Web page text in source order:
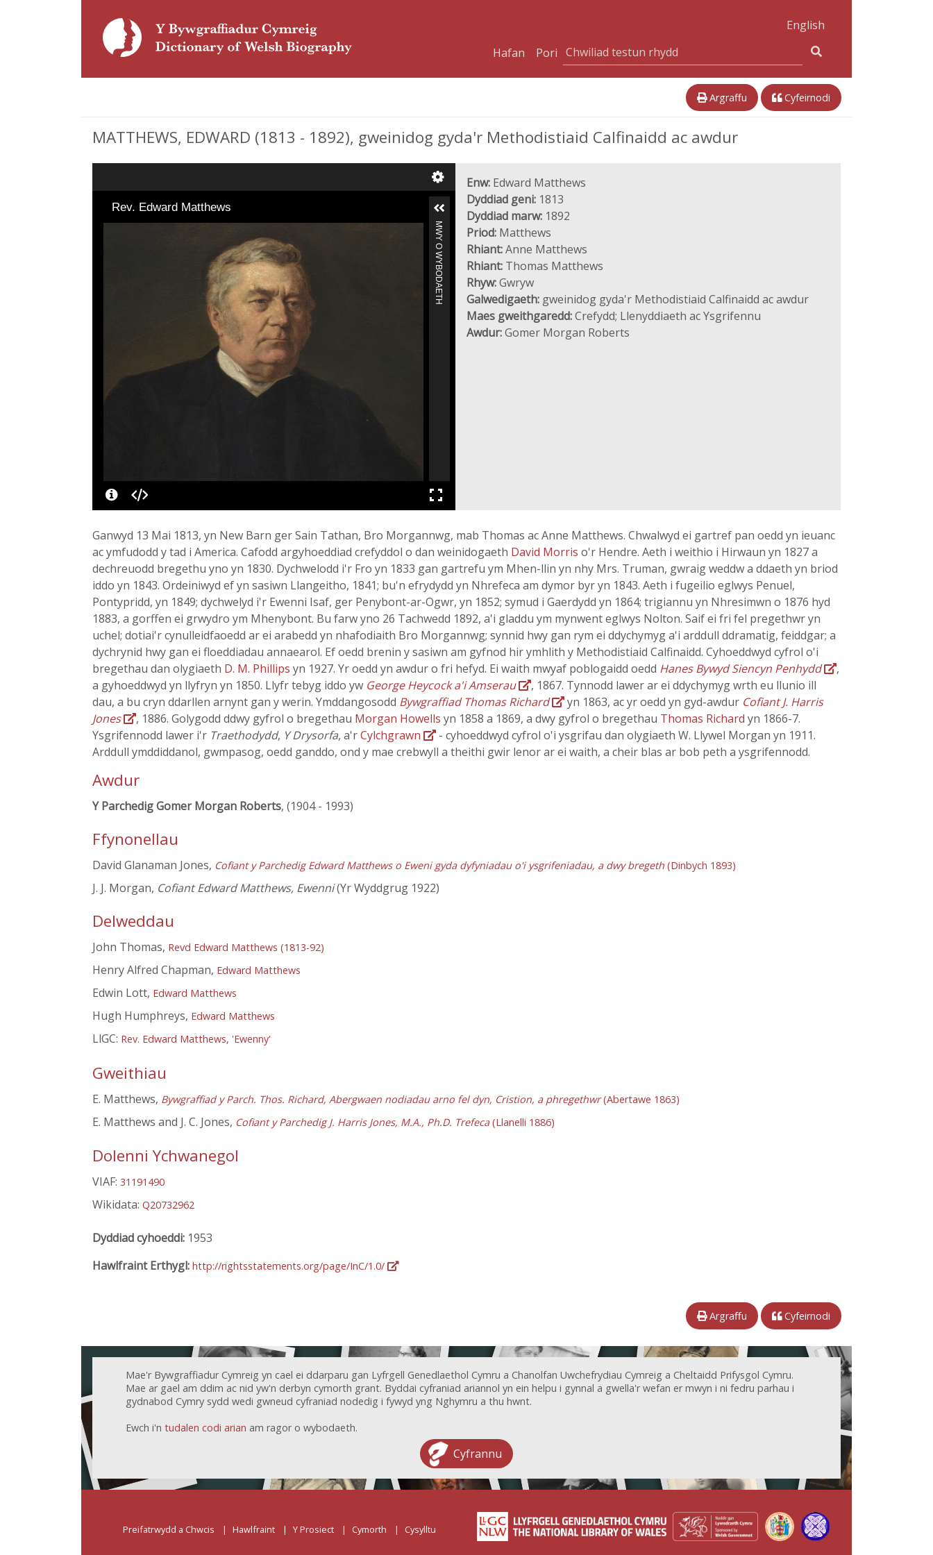
English
Hafan
Pori
Argraffu Cyfeirnodi
MATTHEWS, EDWARD (1813 - 1892), gweinidog gyda'r Methodistiaid Calfinaidd ac awdur
Rev. Edward Matthews
MWY O WYBODAETH
Enw: Edward Matthews
Dyddiad geni: 1813
Dyddiad marw: 1892
Priod: Matthews
Rhiant:Anne Matthews
Rhiant: Thomas Matthews
Rhyw:Gwryw
Galwedigaeth: gweinidog gyda'r Methodistiaid Calfinaidd ac awdur
Maes gweithgaredd:Crefydd; Llenyddiaeth ac Ysgrifennu
Awdur:Gomer Morgan Roberts
Ganwyd 13 Mai 1813, yn New Barn ger Sain Tathan, Bro Morgannwg, mab Thomas ac Anne Matthews. Chwalwyd ei gartref pan oedd yn ieuanc
ac ymfudodd y tad i America. Cafodd argyhoeddiad crefyddol o dan weinidogaeth David Morris o'r Hendre. Aeth i weithio i Hirwaun yn 1827 a
dechreuodd bregethu yno yn 1830. Dychwelodd i'r Fro yn 1833 gan gartrefu ym Mhen-llin yn nhy Mrs. Truman, gwraig weddw a ddaeth yn briod
iddo yn 1843. Ordeiniwyd ef yn sasiwn Llangeitho, 1841; bu'n efrydydd yn Nhrefeca am dymor byr yn 1843. Aeth i fugeilio eglwys Penuel,
Pontypridd, yn 1849; dychwelyd i'r Ewenni Isaf, ger Penybont-ar-Ogwr, yn 1852; symud i Gaerdydd yn 1864; trigiannu yn Nhresimwn o 1876 hyd
1883, a gorffen ei grwydro ym Mhenybont. Bu farw yno 26 Tachwedd 1892, a'i gladdu ym mynwent eglwys Nolton. Saif ei fri fel pregethwr yn
uchel; dotiai'r cynulleidfaoedd ar ei arabedd yn nhafodiaith Bro Morgannwg; synnid hwy gan rym ei ddychymyg a'i arddull ddramatig, feiddgar; a
dychrynid hwy gan ei floeddiadau annaearol. Ef oedd brenin y sasiwn am gyfnod hir ymhlith y Methodistiaid Calfinaidd. Cyhoeddwyd cyfrol o'i
bregethau dan olygiaeth D. M. Phillips yn 1927. Yr oedd yn awdur o fri hefyd. Ei waith mwyaf poblogaidd oedd Hanes Bywyd Siencyn Penhydd
,
a gyhoeddwyd yn llyfryn yn 1850. Llyfr tebyg iddo yw George Heycock a'i Amserau
, 1867. Tynnodd lawer ar ei ddychymyg wrth eu llunio ill
dau, a bu cryn ddarllen arnynt gan y werin. Ymddangosodd Bywgraffiad Thomas Richard yn 1863, ac yr oedd yn gyd-awdur Cofiant J. Harris
Jones
, 1886. Golygodd ddwy gyfrol o bregethau Morgan Howells yn 1858 a 1869, a dwy gyfrol o bregethau Thomas Richard yn 1866-7.
Ysgrifennodd lawer i'r Traethodydd, Y Drysorfa, a'rCylchgrawn
- cyhoeddwyd cyfrol o'i ysgrifau dan olygiaeth W. Llywel Morgan yn 1911.
Arddull ymddiddanol, gwmpasog, oedd ganddo, ond y mae crebwyll a theithi gwir lenor ar ei waith, a cheir blas ar bob peth a ysgrifennodd.
Awdur
Y Parchedig Gomer Morgan Roberts, (1904 - 1993)
Ffynonellau
David Glanaman Jones, Cofiant y Parchedig Edward Matthews o Eweni gyda dyfyniadau o'i ysgrifeniadau, a dwy bregeth (Dinbych 1893)
J. J. Morgan, Cofiant Edward Matthews, Ewenni(Yr Wyddgrug 1922)
Delweddau
John Thomas, Revd Edward Matthews (1813-92)
Henry Alfred Chapman, Edward Matthews
Edwin Lott, Edward Matthews
Hugh Humphreys, Edward Matthews
LlGC: Rev. Edward Matthews, 'Ewenny'
Gweithiau
E. Matthews, Bywgraffiad y Parch. Thos. Richard, Abergwaen nodiadau arno fel dyn, Cristion, a phregethwr(Abertawe 1863)
E. Matthews and J. C. Jones, Cofiant y Parchedig J. Harris Jones, M.A., Ph.D. Trefeca(Llanelli 1886)
Dolenni Ychwanegol
VIAF: 31191490
Wikidata: Q20732962
Dyddiad cyhoeddi: 1953
Hawlfraint Erthygl: http://rightsstatements.org/page/InC/1.0/
Argraffu Cyfeirnodi
Mae'r Bywgraffiadur Cymreig yn cael ei ddarparu gan Lyfrgell Genedlaethol Cymru a Chanolfan Uwchefrydiau Cymreig a Cheltaidd Prifysgol Cymru.
Mae ar gael am ddim ac nid yw'n derbyn cymorth grant. Byddai cyfraniad ariannol yn ein helpu i gynnal a gwella'r wefan er mwyn i ni fedru parhau i
gydnabod Cymry sydd wedi gwneud cyfraniad nodedig i fywyd yng Nghymru a thu hwnt.
Ewch i'n tudalen codi arian am ragor o wybodaeth.
Cyfrannu
Preifatrwydd a Chwcis Hawlfraint Y Prosiect Cymorth Cysylltu